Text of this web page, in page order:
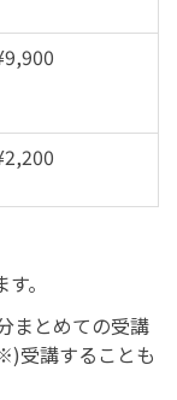
。
まとめての受講
受講することも